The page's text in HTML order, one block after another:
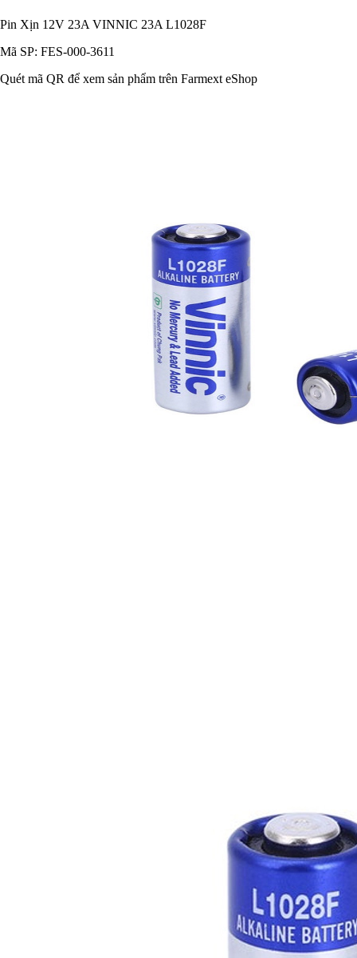
Pin Xịn 12V 23A VINNIC 23A L1028F
Mã SP: FES-000-3611
Quét mã QR để xem sản phẩm trên Farmext eShop